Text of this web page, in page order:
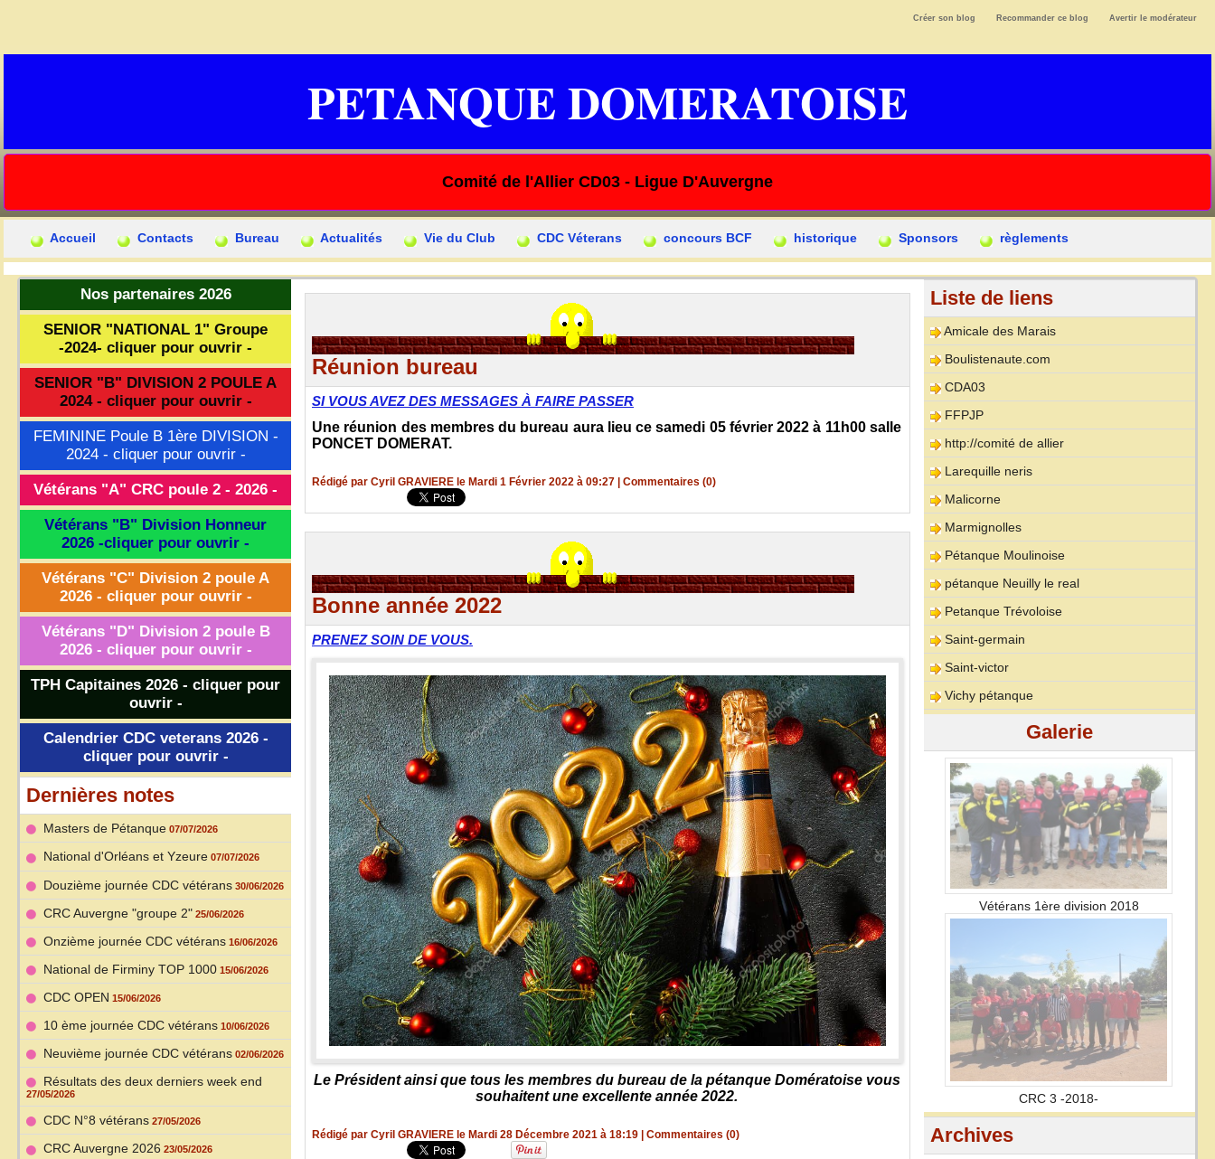
Créer son blog Recommander ce blog Avertir le modérateur
PETANQUE DOMERATOISE
Comité de l'Allier CD03 - Ligue D'Auvergne
Accueil Contacts Bureau Actualités Vie du Club CDC Véterans concours BCF historique Sponsors règlements
Nos partenaires 2026
SENIOR "NATIONAL 1" Groupe
-2024- cliquer pour ouvrir -
SENIOR "B" DIVISION 2 POULE A
2024 - cliquer pour ouvrir -
FEMININE Poule B 1ère DIVISION -
2024 - cliquer pour ouvrir -
Vétérans "A" CRC poule 2 - 2026 -
Vétérans "B" Division Honneur
2026 -cliquer pour ouvrir -
Vétérans "C" Division 2 poule A
2026 - cliquer pour ouvrir -
Vétérans "D" Division 2 poule B
2026 - cliquer pour ouvrir -
TPH Capitaines 2026 - cliquer pour
ouvrir -
Calendrier CDC veterans 2026 -
cliquer pour ouvrir -
Dernières notes
Masters de Pétanque 07/07/2026
National d'Orléans et Yzeure 07/07/2026
Douzième journée CDC vétérans 30/06/2026
CRC Auvergne "groupe 2" 25/06/2026
Onzième journée CDC vétérans 16/06/2026
National de Firminy TOP 1000 15/06/2026
CDC OPEN 15/06/2026
10 ème journée CDC vétérans 10/06/2026
Neuvième journée CDC vétérans 02/06/2026
Résultats des deux derniers week end
27/05/2026
CDC N°8 vétérans 27/05/2026
CRC Auvergne 2026 23/05/2026
Réunion bureau
SI VOUS AVEZ DES MESSAGES À FAIRE PASSER
Une réunion des membres du bureau aura lieu ce samedi 05 février 2022 à 11h00 salle
PONCET DOMERAT.
Rédigé par Cyril GRAVIERE le Mardi 1 Février 2022 à 09:27 Commentaires (0)
Bonne année 2022
PRENEZ SOIN DE VOUS.
Le Président ainsi que tous les membres du bureau de la pétanque Domératoise vous
souhaitent une excellente année 2022.
Rédigé par Cyril GRAVIERE le Mardi 28 Décembre 2021 à 18:19 Commentaires (0)
Liste de liens
Amicale des Marais
Boulistenaute.com
CDA03
FFPJP
http://comité de allier
Larequille neris
Malicorne
Marmignolles
Pétanque Moulinoise
pétanque Neuilly le real
Petanque Trévoloise
Saint-germain
Saint-victor
Vichy pétanque
Galerie
Vétérans 1ère division 2018
CRC 3 -2018-
Archives